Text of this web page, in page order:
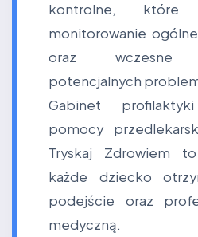
kontrolne, które
monitorowanie
oraz wczesne
potencjalnych
Gabinet
pomocy
Tryskaj Zdrowiem
każde dziecko
podejście oraz
medyczną.